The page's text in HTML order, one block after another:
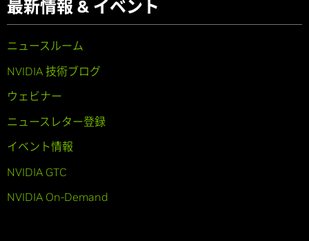
最新情報 & イベント
ニュースルーム
NVIDIA 技術ブログ
ウェビナー
ニュースレター登録
イベント情報
NVIDIA GTC
NVIDIA On-Demand